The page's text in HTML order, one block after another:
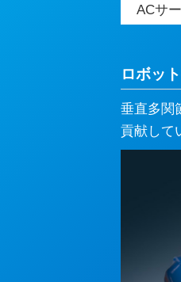
ACサー
ロボッ
垂直多関
貢献して